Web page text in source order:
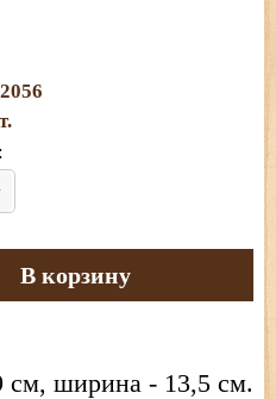
В корзину
см, ширина - 13,5 см.